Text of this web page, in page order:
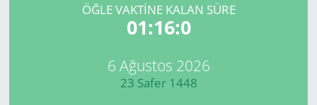
ÖĞLE VAKTINE KALAN SÜRE
01:16:0
6 Ağustos 2026
23 Safer 1448